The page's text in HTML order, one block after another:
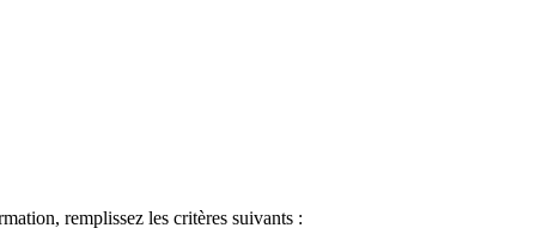
remplissez les critères suivants :